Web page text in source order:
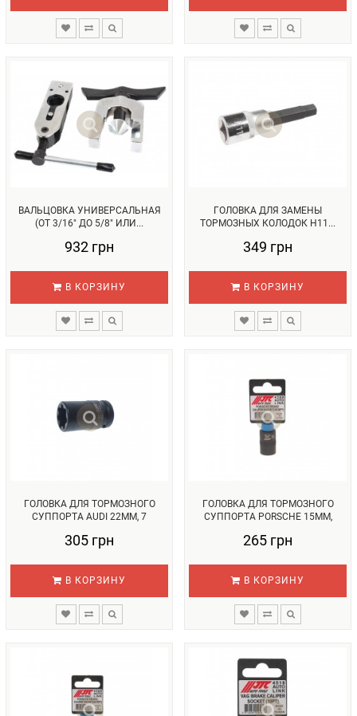
ВАЛЬЦОВКА УНИВЕРСАЛЬНАЯ
(ОТ 3/16" ДО 5/8" ИЛИ...
932 грн
В КОРЗИНУ
ГОЛОВКА ДЛЯ ЗАМЕНЫ
ТОРМОЗНЫХ КОЛОДОК H11...
349 грн
В КОРЗИНУ
ГОЛОВКА ДЛЯ ТОРМОЗНОГО
СУППОРТА AUDI 22ММ, 7
305 грн
В КОРЗИНУ
ГОЛОВКА ДЛЯ ТОРМОЗНОГО
СУППОРТА PORSСHE 15ММ,
265 грн
В КОРЗИНУ